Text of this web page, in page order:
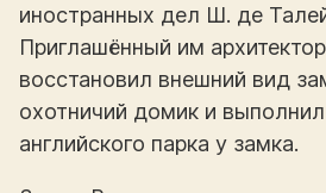
иностранных дел Ш. де
Приглашённый им
восстановил внешний вид
охотничий домик и
английского парка у замка.